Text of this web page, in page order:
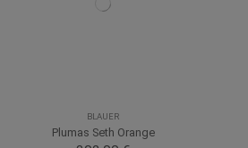
BLAUER
Plumas Seth Orange